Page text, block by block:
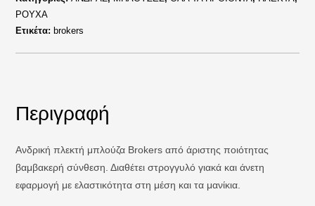
ΡΟΥΧΑ
Ετικέτα: brokers
Περιγραφή
Ανδρική πλεκτή μπλούζα Brokers από άριστης ποιότητας
βαμβακερή σύνθεση. Διαθέτει στρογγυλό γιακά και άνετη
εφαρμογή με ελαστικότητα στη μέση και τα μανίκια.